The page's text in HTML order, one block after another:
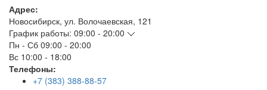
Адрес:
Новосибирск, ул. Волочаевская, 121
График работы: 09:00 - 20:00
Пн - Сб 09:00 - 20:00
Вс 10:00 - 18:00
Телефоны:
+7 (383) 388-88-57